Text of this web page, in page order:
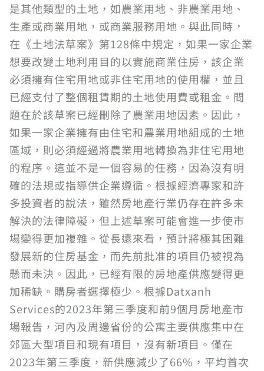
是其他類型的土地，如農業用地、非農業用地、
生產或商業用地，或商業服務用地。與此同時，
在《土地法草案》第128條中規定，如果一家企業
想要改變土地利用目的以實施商業住房，該企業
必須擁有住宅用地或非住宅用地的使用權，並且
已經支付了整個租賃期的土地使用費或租金。問
題在於該草案已經刪除了農業用地因素。因此，
如果一家企業擁有由住宅和農業用地組成的土地
區域，則必須經過將農業用地轉換為非住宅用地
的程序。這並不是一個容易的任務，因為沒有明
確的法規或指導供企業遵循。根據經濟專家和許
多投資者的說法，雖然房地產行業仍存在許多未
解決的法律障礙，但上述草案可能會進一步使市
場變得更加複雜。從長遠來看，預計將極其困難
發展新的住房基金，而先前批准的項目仍被視為
懸而未決。因此，已經有限的房地產供應變得更
加稀缺。購房者選擇極少。根據Datxanh
Services的2023年第三季度和前9個月房地產市
場報告，河內及周邊省份的公寓主要供應集中在
郊區大型項目和現有項目，沒有新項目。僅在
2023年第三季度，新供應減少了66%，平均首次